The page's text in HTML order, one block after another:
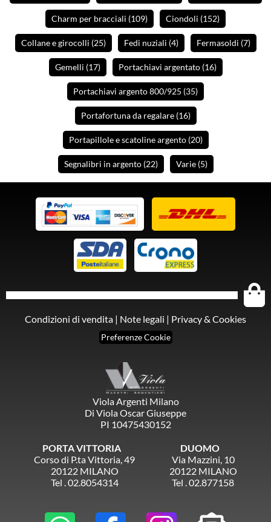
Charm per bracciali (109) Ciondoli (152)
Collane e girocolli (25) Fedi nuziali (4) Fermasoldi (7)
Gemelli (17) Portachiavi argentato (16)
Portachiavi argento 800/925 (35)
Portafortuna da regalare (16)
Portapillole e scatoline argento (20)
Segnalibri in argento (22) Varie (5)
Condizioni di vendita | Note legali | Privacy & Cookies
Preferenze Cookie
Viola Argenti Milano
Di Viola Oscar Giuseppe
PI 10475430152
PORTA VITTORIA
Corso di P.ta Vittoria, 49
20122 MILANO
Tel . 02.8054314
DUOMO
Via Mazzini, 10
20122 MILANO
Tel . 02.877158